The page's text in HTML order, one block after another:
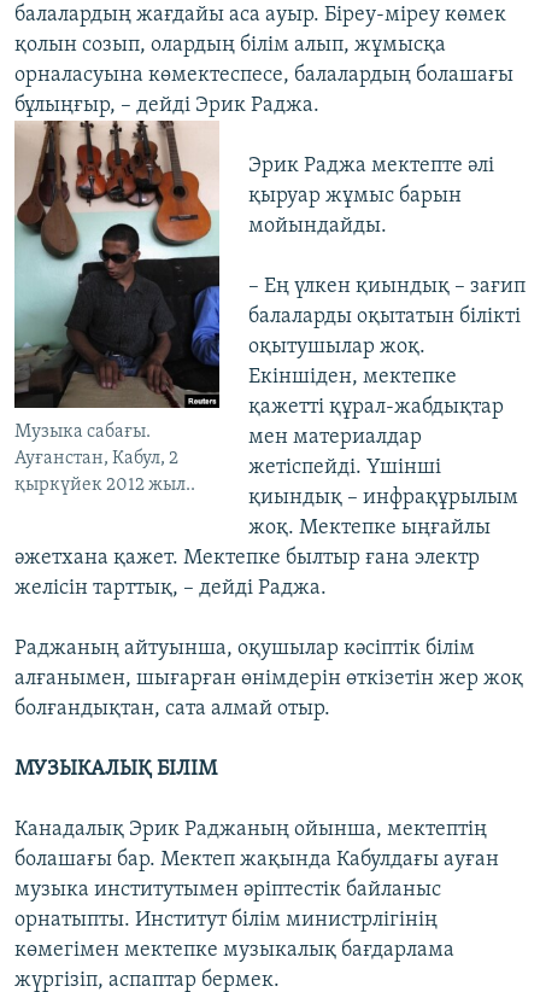
балалардың жағдайы аса ауыр. Біреу-міреу көмек
қолын созып, олардың білім алып, жұмысқа
орналасуына көмектеспесе, балалардың болашағы
бұлыңғыр, – дейді Эрик Раджа.
Музыка сабағы.
Ауғанстан, Кабул, 2
қыркүйек 2012 жыл..
Эрик Раджа мектепте әлі
қыруар жұмыс барын
мойындайды.
– Ең үлкен қиындық – зағип
балаларды оқытатын білікті
оқытушылар жоқ.
Екіншіден, мектепке
қажетті құрал-жабдықтар
мен материалдар
жетіспейді. Үшінші
қиындық – инфрақұрылым
жоқ. Мектепке ыңғайлы
әжетхана қажет. Мектепке былтыр ғана электр
желісін тарттық, – дейді Раджа.
Раджаның айтуынша, оқушылар кәсіптік білім
алғанымен, шығарған өнімдерін өткізетін жер жоқ
болғандықтан, сата алмай отыр.
МУЗЫКАЛЫҚ БІЛІМ
Канадалық Эрик Раджаның ойынша, мектептің
болашағы бар. Мектеп жақында Кабулдағы ауған
музыка институтымен әріптестік байланыс
орнатыпты. Институт білім министрлігінің
көмегімен мектепке музыкалық бағдарлама
жүргізіп, аспаптар бермек.